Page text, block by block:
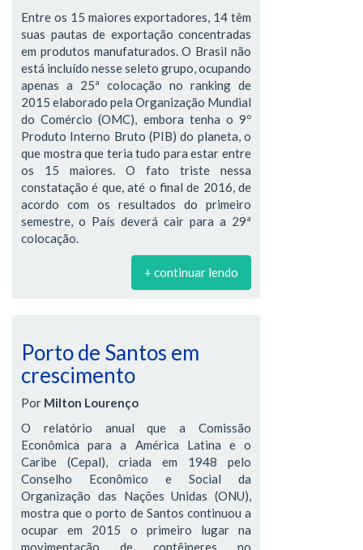
Entre os 15 maiores exportadores, 14 têm
suas pautas de exportação concentradas
em produtos manufaturados. O Brasil não
está incluído nesse seleto grupo, ocupando
apenas a 25ª colocação no ranking de
2015 elaborado pela Organização Mundial
do Comércio (OMC), embora tenha o 9º
Produto Interno Bruto (PIB) do planeta, o
que mostra que teria tudo para estar entre
os 15 maiores. O fato triste nessa
constatação é que, até o final de 2016, de
acordo com os resultados do primeiro
semestre, o País deverá cair para a 29ª
colocação.
+ continuar lendo
Porto de Santos em
crescimento
Por Milton Lourenço
O relatório anual que a Comissão
Econômica para a América Latina e o
Caribe (Cepal), criada em 1948 pelo
Conselho Econômico e Social da
Organização das Nações Unidas (ONU),
mostra que o porto de Santos continuou a
ocupar em 2015 o primeiro lugar na
movimentação de contêineres no